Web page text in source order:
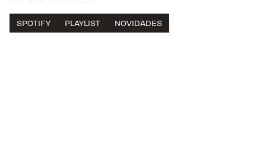
SPOTIFY PLAYLIST NOVIDADES